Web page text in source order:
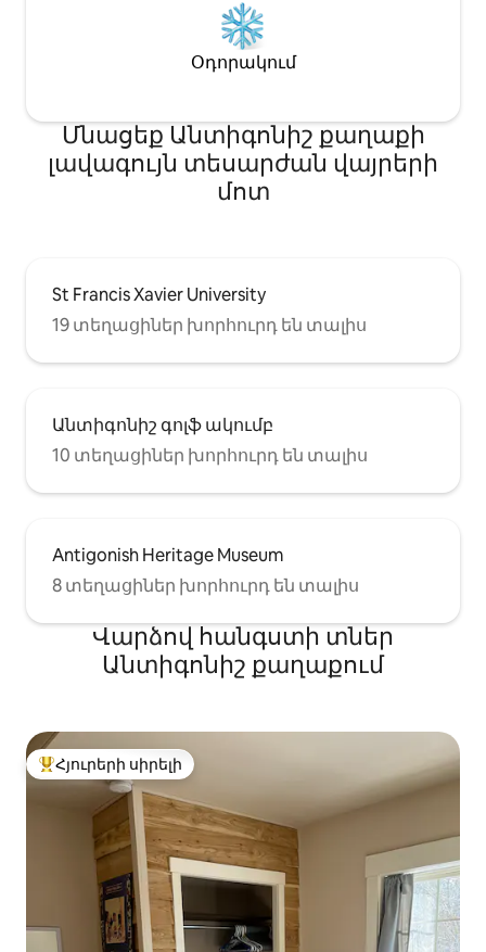
Օդորակում
Մնացեք Անտիգոնիշ քաղաքի
լավագույն տեսարժան վայրերի
մոտ
St Francis Xavier University
19 տեղացիներ խորհուրդ են տալիս
Անտիգոնիշ գոլֆ ակումբ
10 տեղացիներ խորհուրդ են տալիս
Antigonish Heritage Museum
8 տեղացիներ խորհուրդ են տալիս
Վարձով հանգստի տներ
Անտիգոնիշ քաղաքում
Հյուրերի սիրելի լավագույն տները
Հյուրերի սիրելի